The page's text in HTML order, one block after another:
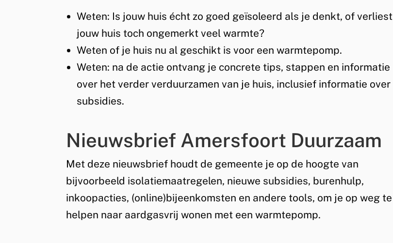
Weten: Is jouw huis écht zo goed geïsoleerd als je denkt, of verliest
jouw huis toch ongemerkt veel warmte?
Weten of je huis nu al geschikt is voor een warmtepomp.
Weten: na de actie ontvang je concrete tips, stappen en informatie
over het verder verduurzamen van je huis, inclusief informatie over
subsidies.
Nieuwsbrief Amersfoort Duurzaam
Met deze nieuwsbrief houdt de gemeente je op de hoogte van
bijvoorbeeld isolatiemaatregelen, nieuwe subsidies, burenhulp,
inkoopacties, (online)bijeenkomsten en andere tools, om je op weg te
helpen naar aardgasvrij wonen met een warmtepomp.